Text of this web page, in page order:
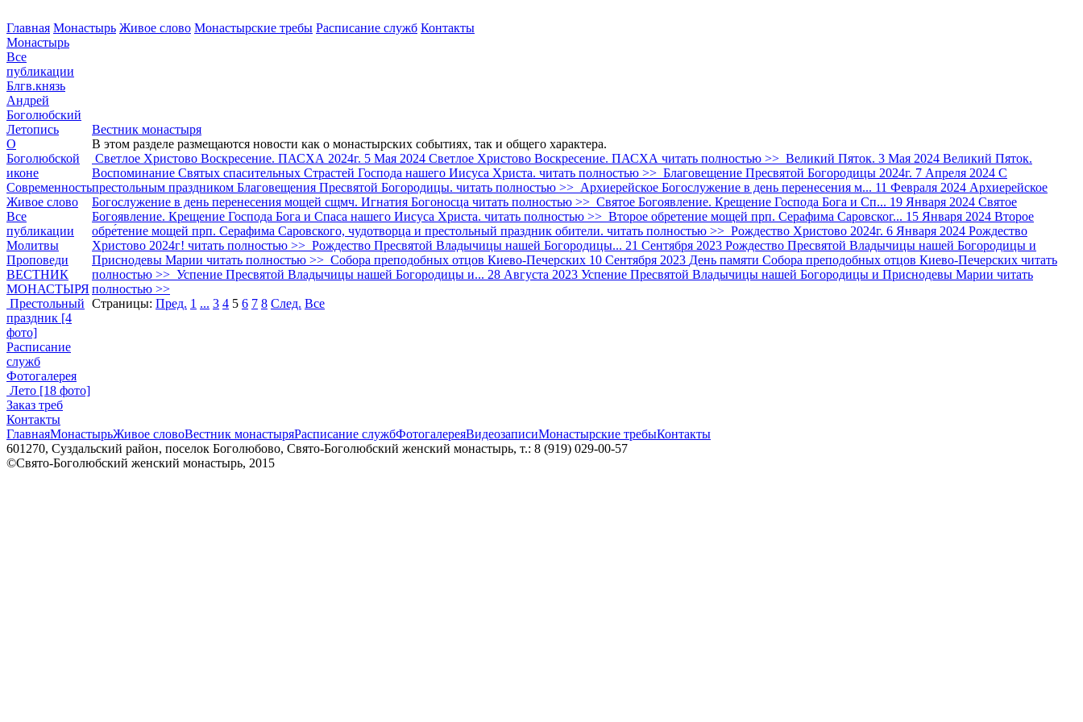
Главная Монастырь Живое слово Монастырские требы Расписание служб Контакты
Монастырь
Все
публикации
Блгв.князь
Андрей
Боголюбский
Летопись
О
Боголюбской
иконе
Современность
Живое слово
Все
публикации
Молитвы
Проповеди
ВЕСТНИК
МОНАСТЫРЯ
Престольный
праздник [4
фото]
Расписание
служб
Фотогалерея
Лето [18 фото]
Заказ треб
Контакты
Вестник монастыря
В этом разделе размещаются новости как о монастырских событиях, так и общего характера.
Светлое Христово Воскресение. ПАСХА 2024г. 5 Мая 2024 Светлое Христово Воскресение. ПАСХА читать полностью >> Великий Пяток. 3 Мая 2024 Великий Пяток.
Воспоминание Святых спасительных Страстей Господа нашего Иисуса Христа. читать полностью >> Благовещение Пресвятой Богородицы 2024г. 7 Апреля 2024 С
престольным праздником Благовещения Пресвятой Богородицы. читать полностью >> Архиерейское Богослужение в день перенесения м... 11 Февраля 2024 Архиерейское
Богослужение в день перенесения мощей сщмч. Игнатия Богоносца читать полностью >> Святое Богоявление. Крещение Господа Бога и Сп... 19 Января 2024 Святое
Богоявление. Крещение Господа Бога и Спаса нашего Иисуса Христа. читать полностью >> Второе обретение мощей прп. Серафима Саровског... 15 Января 2024 Второе
обре́тение мощей прп. Серафима Саровского, чудотворца и престольный праздник обители. читать полностью >> Рождество Христово 2024г. 6 Января 2024 Рождество
Христово 2024г! читать полностью >> Рождество Пресвятой Владычицы нашей Богородицы... 21 Сентября 2023 Рождество Пресвятой Владычицы нашей Богородицы и
Приснодевы Марии читать полностью >> Собора преподобных отцов Киево-Печерских 10 Сентября 2023 День памяти Собора преподобных отцов Киево-Печерских читать
полностью >> Успение Пресвятой Владычицы нашей Богородицы и... 28 Августа 2023 Успение Пресвятой Владычицы нашей Богородицы и Приснодевы Марии читать
полностью >>
Страницы: Пред. 1 ... 3 4 5 6 7 8 След. Все
ГлавнаяМонастырьЖивое словоВестник монастыряРасписание службФотогалереяВидеозаписиМонастырские требыКонтакты
601270, Суздальский район, поселок Боголюбово, Свято-Боголюбский женский монастырь, т.: 8 (919) 029-00-57
©Свято-Боголюбский женский монастырь, 2015